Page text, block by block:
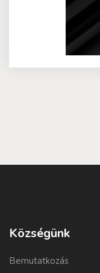
Községünk
Bemutatkozás